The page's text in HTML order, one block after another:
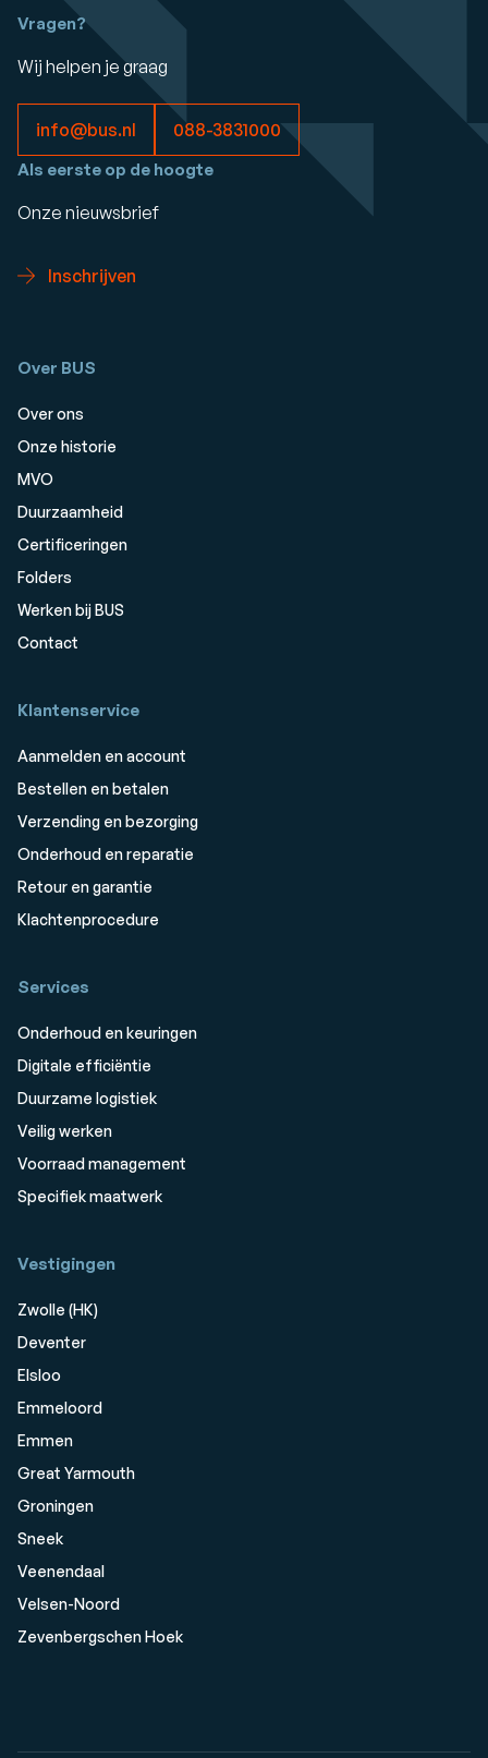
Vragen?
Wij helpen je graag
info@bus.nl 088-3831000
Als eerste op de hoogte
Onze nieuwsbrief
Inschrijven
Over BUS
Over ons
Onze historie
MVO
Duurzaamheid
Certificeringen
Folders
Werken bij BUS
Contact
Klantenservice
Aanmelden en account
Bestellen en betalen
Verzending en bezorging
Onderhoud en reparatie
Retour en garantie
Klachtenprocedure
Services
Onderhoud en keuringen
Digitale efficiëntie
Duurzame logistiek
Veilig werken
Voorraad management
Specifiek maatwerk
Vestigingen
Zwolle (HK)
Deventer
Elsloo
Emmeloord
Emmen
Great Yarmouth
Groningen
Sneek
Veenendaal
Velsen-Noord
Zevenbergschen Hoek